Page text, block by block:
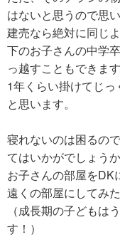
はないと思うので思
建売なら絶対に同じ
下のお子さんの中学
っ越すこともできます
1年くらい掛けてじ
と思います。
寝れないのは困るの
てはいかがでしょう
お子さんの部屋をDK
遠くの部屋にしてみ
（成長期の子どもは
す！）